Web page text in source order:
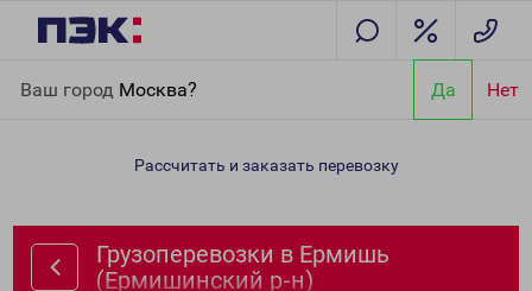
Ваш город Москва? Да Нет
(Ермишинский р-н)
Рассчитать и заказать перевозку
Грузоперевозки в Ермишь
(Ермишинский р-н)